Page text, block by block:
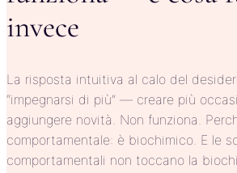
invece
La risposta intuitiva al calo del
“impegnarsi di più” — creare più
aggiungere novità. Non funziona.
comportamentale: è biochimico. E le
comportamentali non toccano la